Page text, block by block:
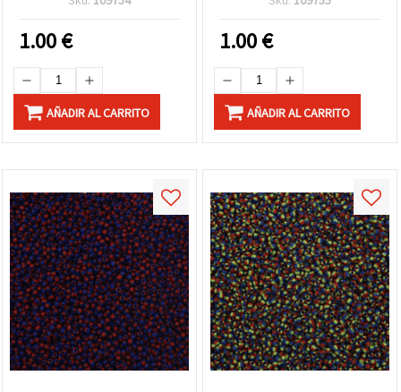
para bisutería y
manualidades
1.00€
AÑADIR AL CARRITO
enfilado y manualidades
1.00€
AÑADIR AL CARRITO